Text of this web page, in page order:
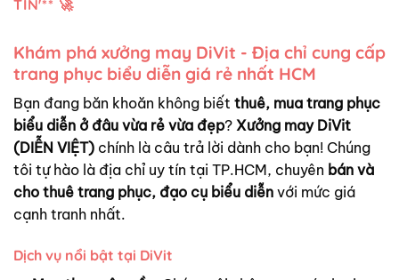
TÍN'** 🚀
Khám phá xưởng may DiVit - Địa chỉ cung cấp
trang phục biểu diễn giá rẻ nhất HCM
Bạn đang băn khoăn không biết thuê, mua trang phục
biểu diễn ở đâu vừa rẻ vừa đẹp? Xưởng may DiVit
(DIỄN VIỆT) chính là câu trả lời dành cho bạn! Chúng
tôi tự hào là địa chỉ uy tín tại TP.HCM, chuyên bán và
cho thuê trang phục, đạo cụ biểu diễn với mức giá
cạnh tranh nhất.
Dịch vụ nổi bật tại DiVit